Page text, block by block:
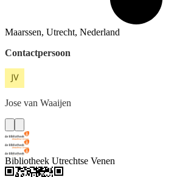
Maarssen, Utrecht, Nederland
Contactpersoon
Jose van Waaijen
Bibliotheek Utrechtse Venen